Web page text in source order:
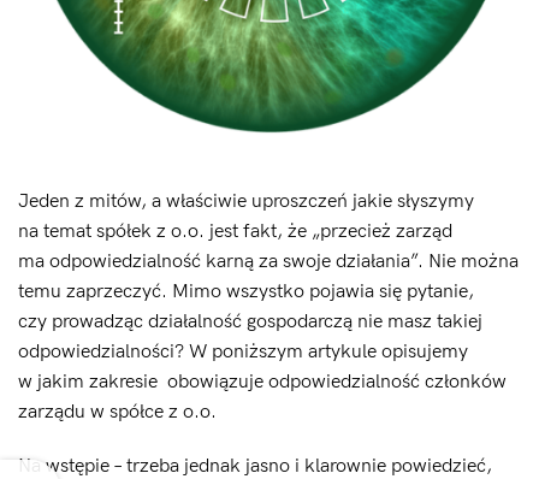
Jeden z mitów, a właściwie uproszczeń jakie słyszymy
na temat spółek z o.o. jest fakt, że „przecież zarząd
ma odpowiedzialność karną za swoje działania”. Nie można
temu zaprzeczyć. Mimo wszystko pojawia się pytanie,
czy prowadząc działalność gospodarczą nie masz takiej
odpowiedzialności? W poniższym artykule opisujemy
w jakim zakresie obowiązuje odpowiedzialność członków
zarządu w spółce z o.o.
Na wstępie – trzeba jednak jasno i klarownie powiedzieć,